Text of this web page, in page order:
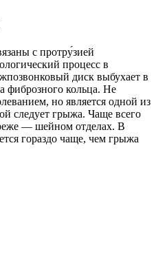
с протру́зией
процесс в
диск выбухает в
фиброзного кольца. Не
но является одной из
следует грыжа. Чаще всего
— шейном отделах. В
гораздо чаще, чем грыжа